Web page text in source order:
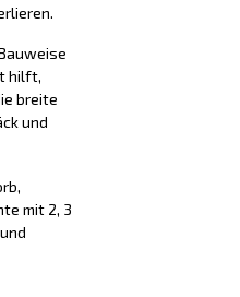
hilft,
breite
und
mit 2, 3